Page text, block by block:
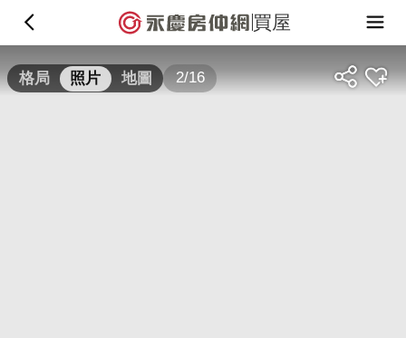
買屋
格局 照片 地圖 2/16